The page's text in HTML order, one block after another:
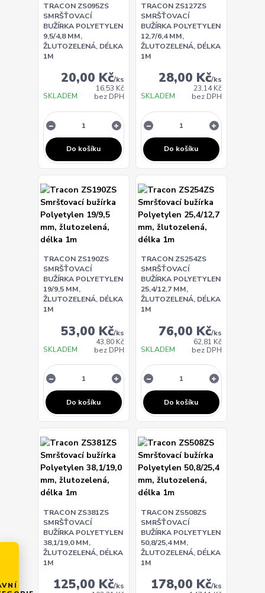
TRACON ZS095ZS
SMRŠŤOVACÍ
BUŽÍRKA POLYETYLEN
9,5/4,8 MM,
ŽLUTOZELENÁ, DÉLKA
1M
20,00 Kč/ks
16,53 Kč
bez DPH
SKLADEM
Do košíku
TRACON ZS127ZS
SMRŠŤOVACÍ
BUŽÍRKA POLYETYLEN
12,7/6,4 MM,
ŽLUTOZELENÁ, DÉLKA
1M
28,00 Kč/ks
23,14 Kč
bez DPH
SKLADEM
Do košíku
TRACON ZS190ZS
SMRŠŤOVACÍ
BUŽÍRKA POLYETYLEN
19/9,5 MM,
ŽLUTOZELENÁ, DÉLKA
1M
53,00 Kč/ks
43,80 Kč
bez DPH
SKLADEM
Do košíku
TRACON ZS254ZS
SMRŠŤOVACÍ
BUŽÍRKA POLYETYLEN
25,4/12,7 MM,
ŽLUTOZELENÁ, DÉLKA
1M
76,00 Kč/ks
62,81 Kč
bez DPH
SKLADEM
Do košíku
TRACON ZS381ZS
SMRŠŤOVACÍ
BUŽÍRKA POLYETYLEN
38,1/19,0 MM,
ŽLUTOZELENÁ, DÉLKA
1M
125,00 Kč/ks
TRACON ZS508ZS
SMRŠŤOVACÍ
BUŽÍRKA POLYETYLEN
50,8/25,4 MM,
ŽLUTOZELENÁ, DÉLKA
1M
178,00 Kč/ks